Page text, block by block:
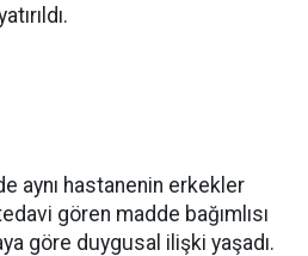
aynı hastanenin erkekler
gören madde bağımlısı
göre duygusal ilişki yaşadı.